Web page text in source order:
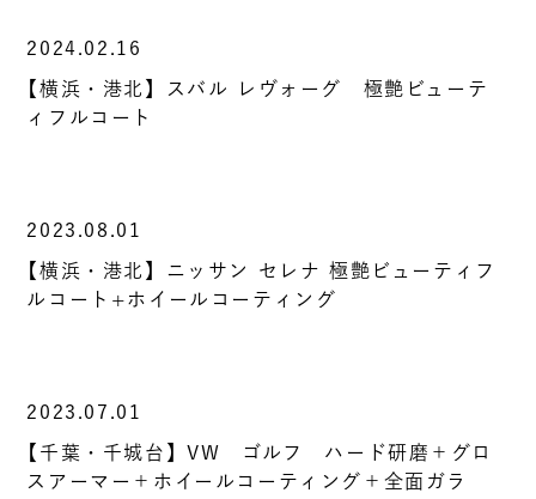
2024.02.16
【横浜・港北】スバル レヴォーグ 極艶ビューテ
ィフルコート
2023.08.01
【横浜・港北】ニッサン セレナ 極艶ビューティフ
ルコート+ホイールコーティング
2023.07.01
【千葉・千城台】VW ゴルフ ハード研磨＋グロ
スアーマー＋ホイールコーティング＋全面ガラ